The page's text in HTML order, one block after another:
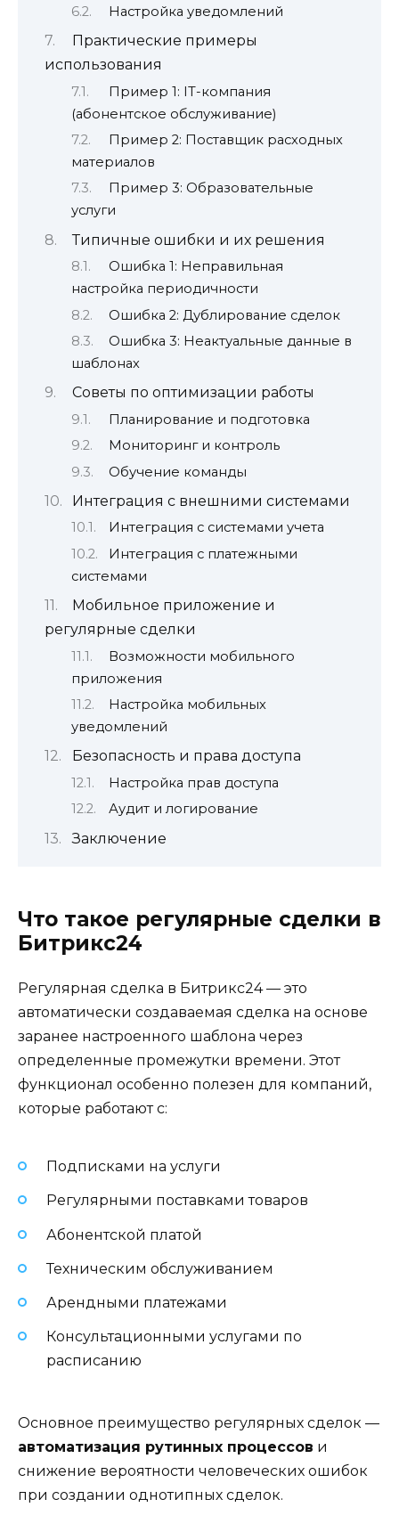
Настройка уведомлений
Практические примеры
использования
Пример 1: IT-компания
(абонентское обслуживание)
Пример 2: Поставщик расходных
материалов
Пример 3: Образовательные
услуги
Типичные ошибки и их решения
Ошибка 1: Неправильная
настройка периодичности
Ошибка 2: Дублирование сделок
Ошибка 3: Неактуальные данные в
шаблонах
Советы по оптимизации работы
Планирование и подготовка
Мониторинг и контроль
Обучение команды
Интеграция с внешними системами
Интеграция с системами учета
Интеграция с платежными
системами
Мобильное приложение и
регулярные сделки
Возможности мобильного
приложения
Настройка мобильных
уведомлений
Безопасность и права доступа
Настройка прав доступа
Аудит и логирование
Заключение
Что такое регулярные сделки в
Битрикс24
Регулярная сделка в Битрикс24 — это
автоматически создаваемая сделка на основе
заранее настроенного шаблона через
определенные промежутки времени. Этот
функционал особенно полезен для компаний,
которые работают с:
Подписками на услуги
Регулярными поставками товаров
Абонентской платой
Техническим обслуживанием
Арендными платежами
Консультационными услугами по
расписанию
Основное преимущество регулярных сделок —
автоматизация рутинных процессов и
снижение вероятности человеческих ошибок
при создании однотипных сделок.